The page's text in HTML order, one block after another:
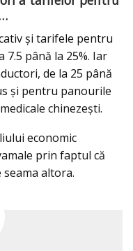
şi tarifele pentru
până la 25%. Iar
de la 25 până
şi pentru panourile
chinezeşti.
economic
prin faptul că
altora.